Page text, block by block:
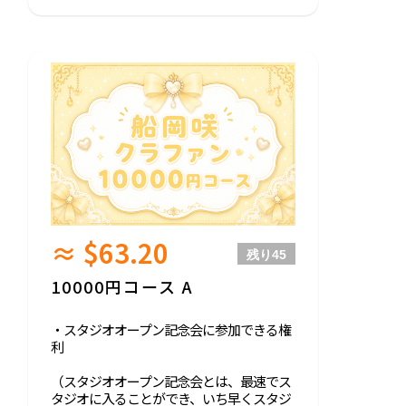
≈ $63.20 残り45
10000円コース A
・スタジオオープン記念会に参加できる権
利
（スタジオオープン記念会とは、最速でス
タジオに入ることができ、いち早くスタジ